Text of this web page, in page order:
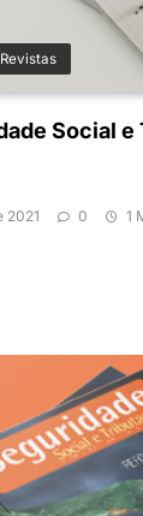
Revistas
Social e
2021 0 1